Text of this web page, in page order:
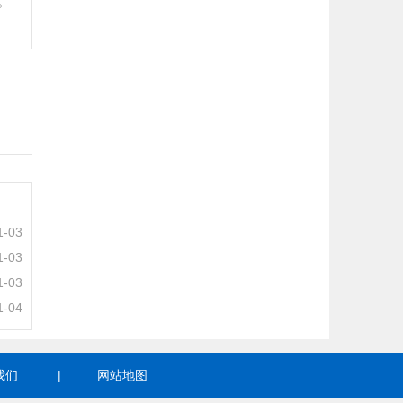
03
03
03
04
们 | 网站地图